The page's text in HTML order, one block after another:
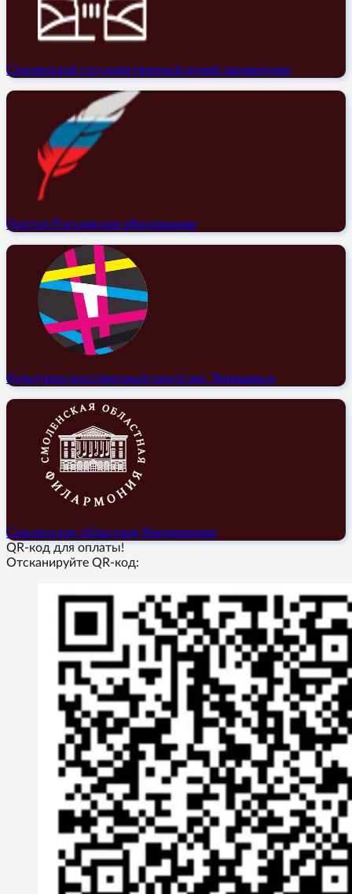
Смоленский государственный музей-заповедник
Портал Российское образование
Культурно-выставочный центр им. Тенишевых
Смоленская областная Филармония
QR-код для оплаты!
Отсканируйте QR-код: